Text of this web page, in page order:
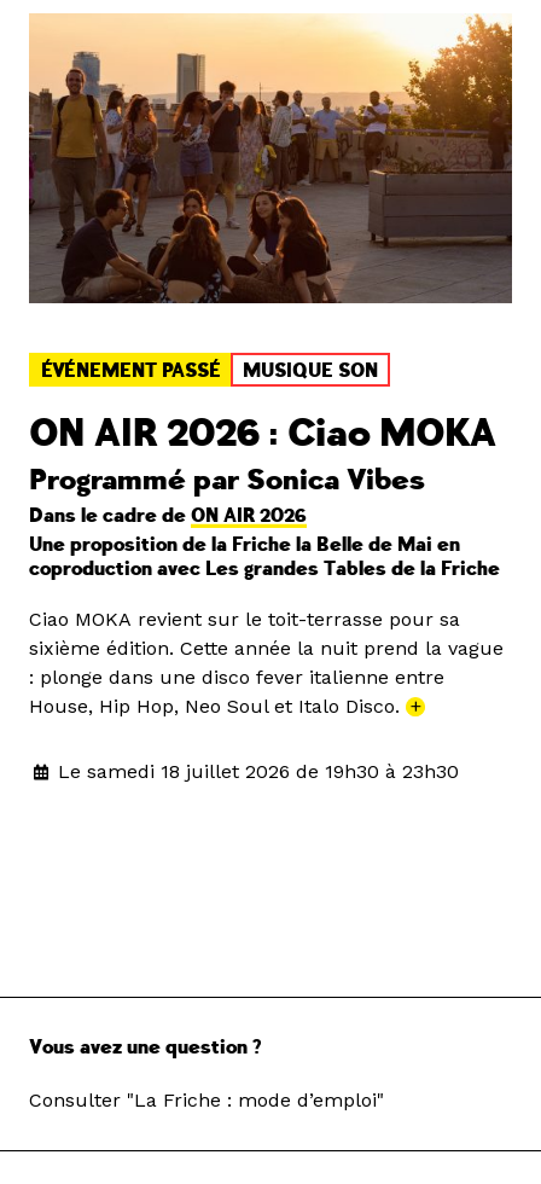
ÉVÉNEMENT PASSÉ MUSIQUE SON
ON AIR 2026 : Ciao MOKA
Programmé par Sonica Vibes
Dans le cadre de ON AIR 2026
Une proposition de la Friche la Belle de Mai en
coproduction avec Les grandes Tables de la Friche
Ciao MOKA revient sur le toit-terrasse pour sa
sixième édition. Cette année la nuit prend la vague
: plonge dans une disco fever italienne entre
House, Hip Hop, Neo Soul et Italo Disco. +
Le samedi 18 juillet 2026 de 19h30 à 23h30
Vous avez une question ?
Consulter "La Friche : mode d’emploi"